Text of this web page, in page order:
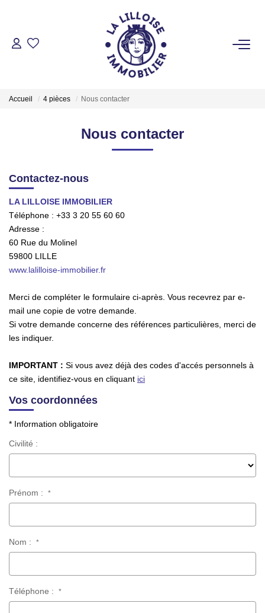
ACHETER
Tous Nos Biens
VENDRE
TRANSACTIONS RÉALISÉES
NOTRE AGENCE
Accueil 4 pièces Nous contacter
Nous contacter
Contactez-nous
LA LILLOISE IMMOBILIER
Téléphone : +33 3 20 55 60 60
Adresse :
60 Rue du Molinel
59800 LILLE
www.lalilloise-immobilier.fr
Merci de compléter le formulaire ci-après. Vous recevrez par e-
mail une copie de votre demande.
Si votre demande concerne des références particulières, merci de
les indiquer.
IMPORTANT : Si vous avez déjà des codes d'accés personnels à
ce site, identifiez-vous en cliquant ici
Vos coordonnées
* Information obligatoire
Civilité :
Prénom : *
Nom : *
Téléphone : *